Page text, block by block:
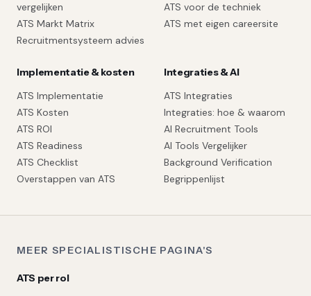
vergelijken
ATS Markt Matrix
Recruitmentsysteem advies
ATS voor de techniek
ATS met eigen careersite
Implementatie & kosten
ATS Implementatie
ATS Kosten
ATS ROI
ATS Readiness
ATS Checklist
Overstappen van ATS
Integraties & AI
ATS Integraties
Integraties: hoe & waarom
AI Recruitment Tools
AI Tools Vergelijker
Background Verification
Begrippenlijst
MEER SPECIALISTISCHE PAGINA'S
ATS per rol